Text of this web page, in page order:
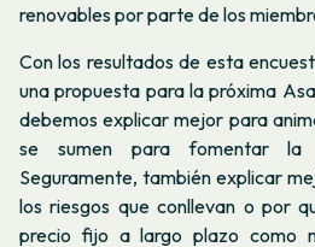
renovables por parte de los
Con los resultados de esta
una propuesta para la próxima
debemos explicar mejor para
se sumen para fomentar la
Seguramente, también explicar
los riesgos que conllevan o por
precio fijo a largo plazo como